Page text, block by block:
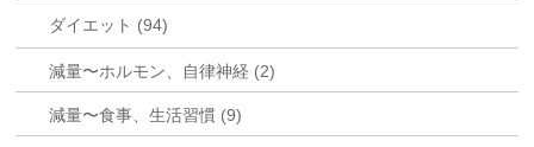
ダイエット (94)
減量〜ホルモン、自律神経 (2)
減量〜食事、生活習慣 (9)